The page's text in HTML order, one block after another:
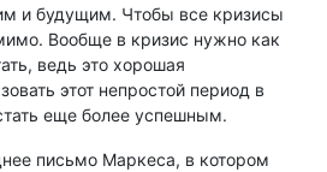
и будущим. Чтобы все кризисы
Вообще в кризис нужно как
ведь это хорошая
этот непростой период в
еще более успешным.
письмо Маркеса, в котором